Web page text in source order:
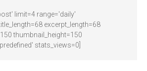
limit=4 range='daily'
excerpt_length=68
thumbnail_height=150
stats_views=0]